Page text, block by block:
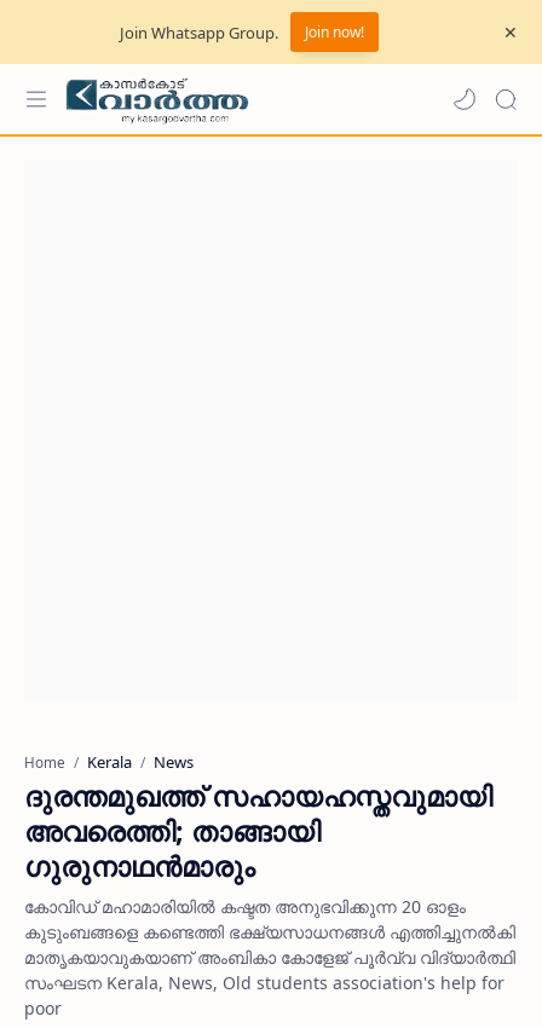
Join Whatsapp Group. Join now!
Home Kerala News
ദുരന്തമുഖത്ത് സഹായഹസ്തവുമായി
അവരെത്തി; താങ്ങായി
ഗുരുനാഥന്‍മാരും
കോവിഡ് മഹാമാരിയില്‍ കഷ്ടത അനുഭവിക്കുന്ന 20 ഓളം
കുടുംബങ്ങളെ കണ്ടെത്തി ഭക്ഷ്യസാധനങ്ങള്‍ എത്തിച്ചുനല്‍കി
മാതൃകയാവുകയാണ് അംബികാ കോളേജ് പൂര്‍വ്വ വിദ്യാര്‍ത്ഥി
സംഘടന Kerala, News, Old students association's help for
poor